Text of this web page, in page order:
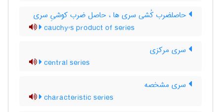
حاصلضرب کُشی سری ها ، حاصل ضرب کوشیِ سری
cauchy's product of series
سری مرکزی
central series
سری مشخصه
characteristic series